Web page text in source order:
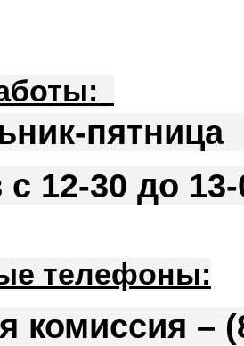
:
пятница
12-30 до 13-
телефоны:
комиссия –